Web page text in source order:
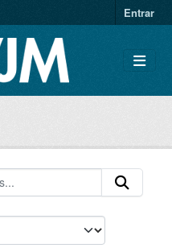
Entrar